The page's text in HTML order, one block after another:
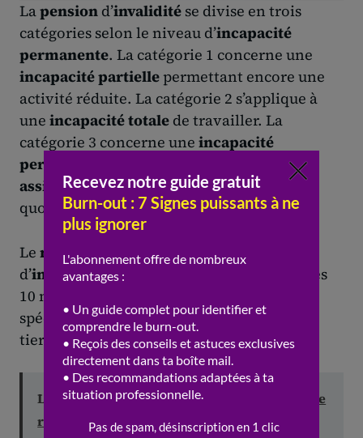
Lapension d’invalidité se divise en trois
catégories selon le niveau d’incapacité
permanente. La catégorie 1 concerne une
incapacité partielle permettant encore une
activité réduite. La catégorie 2 s’applique à
une incapacité totale de travailler. La
catégorie 3 concerne une incapacité
permanente totale
assistancepour les actes de la vie
quotidienne.
Le montant de la pension dépend du
d’incapacitéet du salaire annuel moyen des
10 meilleures années. Une majoration
spécifique s’ajoute en cas de besoin d’une
tierce personne à domicile.
Lire aussi : Peut-on imposer un entretien de
reprise à un salarié en retour de burnout ?